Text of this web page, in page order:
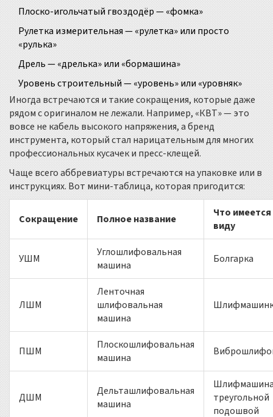
Плоско-игольчатый гвоздодёр — «фомка»
Рулетка измерительная — «рулетка» или просто
«рулька»
Дрель — «дрелька» или «бормашина»
Уровень строительный — «уровень» или «уровняк»
Иногда встречаются и такие сокращения, которые даже
рядом с оригиналом не лежали. Например, «КВТ» — это
вовсе не кабель высокого напряжения, а бренд
инструмента, который стал нарицательным для многих
профессиональных кусачек и пресс-клещей.
Чаще всего аббревиатуры встречаются на упаковке или в
инструкциях. Вот мини-таблица, которая пригодится:
Сокращение Полное название
Что имеется
виду
УШМ
Углошлифовальная
машина
Болгарка
ЛШМ
Ленточная
шлифовальная
машина
ПШМ
Плоскошлифовальная
машина
ДШМ
Дельташлифовальная
машина
треугольной
подошвой